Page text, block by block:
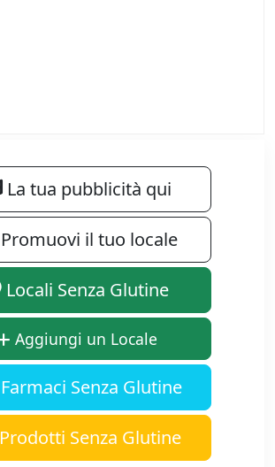
La tua pubblicità qui
Promuovi il tuo locale
Locali Senza Glutine
Aggiungi un Locale
Farmaci Senza Glutine
Prodotti Senza Glutine